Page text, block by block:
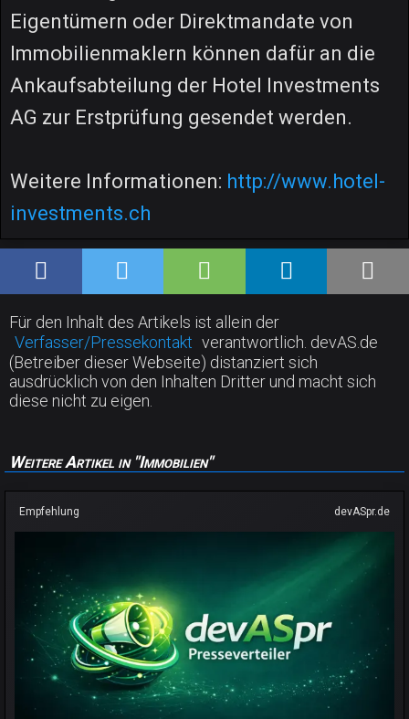
Eigentümern oder Direktmandate von
Immobilienmaklern können dafür an die
Ankaufsabteilung der Hotel Investments
AG zur Erstprüfung gesendet werden.
Weitere Informationen: http://www.hotel-
investments.ch
Für den Inhalt des Artikels ist allein der
Verfasser/Pressekontakt verantwortlich. devAS.de
(Betreiber dieser Webseite) distanziert sich
ausdrücklich von den Inhalten Dritter und macht sich
diese nicht zu eigen.
Weitere Artikel in "Immobilien"
Empfehlung devASpr.de